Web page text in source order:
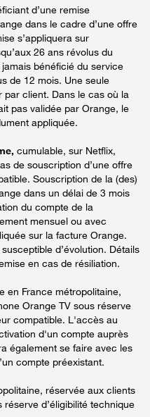
d’une remise
dans le cadre d’une offre
s’appliquera sur
26 ans révolus du
bénéficié du service
de 12 mois. Une seule
par client. Dans le cas où la
pas validée par Orange, le
appliquée.
cumulable, sur Netflix,
de souscription d’une offre
Souscription de la (des)
dans un délai de 3 mois
du compte de la
mensuel ou avec
sur la facture Orange.
d’évolution. Détails
en cas de résiliation.
en France métropolitaine,
Orange TV sous réserve
compatible. L'accès au
d'un compte auprès
également se faire avec les
compte préexistant.
réservée aux clients
d’éligibilité technique